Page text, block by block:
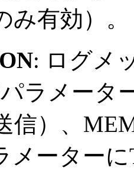
有効）。
: ログメ
ラメータ
信）、
メーター